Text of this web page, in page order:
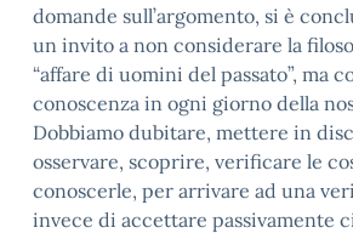
domande sull’argomento, si è
un invito a non considerare la
“affare di uomini del passato”, ma
conoscenza in ogni giorno della
Dobbiamo dubitare, mettere in
osservare, scoprire, verificare le
conoscerle, per arrivare ad una
invece di accettare passivamente